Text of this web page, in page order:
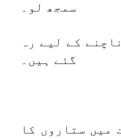
سمجھ لو۔
کے لیے رہ
گئے ہیں۔
میں ستاروں کا